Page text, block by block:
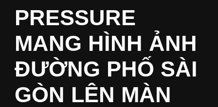
PRESSURE
MANG HÌNH ẢNH
ĐƯỜNG PHỐ SÀI
GÒN LÊN MÀN